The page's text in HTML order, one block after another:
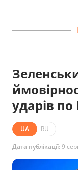
ударів
UA RU
Дата публікації:9